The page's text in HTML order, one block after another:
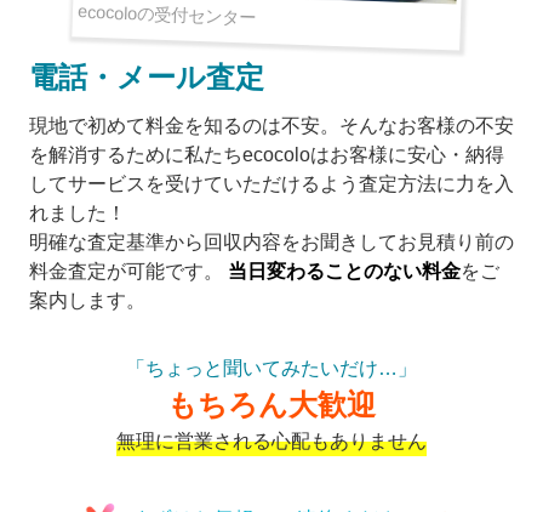
ecocoloの受付センター
電話・メール査定
現地で初めて料金を知るのは不安。そんなお客様の不安
を解消するために私たちecocoloはお客様に安心・納得
してサービスを受けていただけるよう査定方法に力を入
れました！
明確な査定基準から回収内容をお聞きしてお見積り前の
料金査定が可能です。 当日変わることのない料金をご
案内します。
「ちょっと聞いてみたいだけ…」
もちろん大歓迎
無理に営業される心配もありません